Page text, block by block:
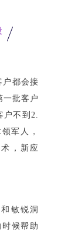
户都会接
一批客户
不到2.
军人，
，新应
敏锐洞
候帮助